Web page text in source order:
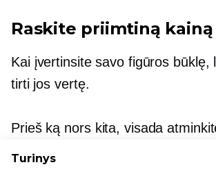
Raskite priimtiną kainą
Kai įvertinsite savo figūros būklę,
tirti jos vertę.
Prieš ką nors kita, visada
kolekcinių daiktų kainos nuolat
Turinys